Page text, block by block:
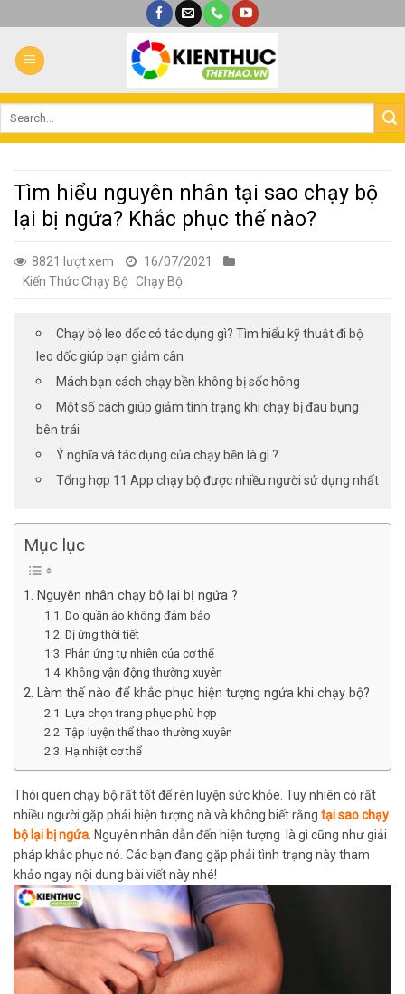
qua
nội
dung
Tìm hiểu nguyên nhân tại sao chạy bộ
lại bị ngứa? Khắc phục thế nào?
8821 lượt xem
16/07/2021
Kiến Thức Chạy Bộ Chạy Bộ
Chạy bộ leo dốc có tác dụng gì? Tìm hiểu kỹ thuật đi bộ
leo dốc giúp bạn giảm cân
Mách bạn cách chạy bền không bị sốc hông
Một số cách giúp giảm tình trạng khi chạy bị đau bụng
bên trái
Ý nghĩa và tác dụng của chạy bền là gì ?
Tổng hợp 11 App chạy bộ được nhiều người sử dụng nhất
Mục lục
1. Nguyên nhân chạy bộ lại bị ngứa ?
1.1. Do quần áo không đảm bảo
1.2. Dị ứng thời tiết
1.3. Phản ứng tự nhiên của cơ thể
1.4. Không vận động thường xuyên
2. Làm thế nào để khắc phục hiện tượng ngứa khi chạy bộ?
2.1. Lựa chọn trang phục phù hợp
2.2. Tập luyện thể thao thường xuyên
2.3. Hạ nhiệt cơ thể
Thói quen chạy bộ rất tốt để rèn luyện sức khỏe Tuy nhiên có rất
nhiều người gặp phải hiện tượng nà và không biết rằng tại sao chạy
bộ lại bị ngứa . Nguyên nhân dẫn đến hiện tượng là gì cũng nhưgiải
pháp khắc phục nó. Các bạn đang gặp phải tình trạng này tham
khảo ngay nội dung bài viết này nhé!